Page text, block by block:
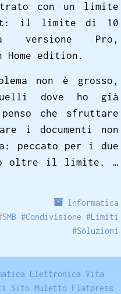
con un limite
il limite di 10
versione Pro,
edition.
non è grosso,
dove ho già
che sfruttare
i documenti non
peccato per i due
oltre il limite. …
Informatica
SMB#Condivisione #Limiti
#Soluzioni
Elettronica Vita
Sito Muletto Flatpress